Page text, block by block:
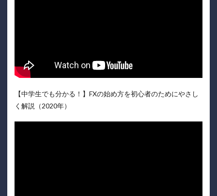
【中学生でも分かる！】FXの始め方を初心者のためにやさし
く解説（2020年）